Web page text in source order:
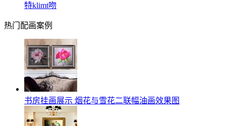
特klimt吻
热门配画案例
书房挂画展示 烟花与雪花二联幅油画效果图